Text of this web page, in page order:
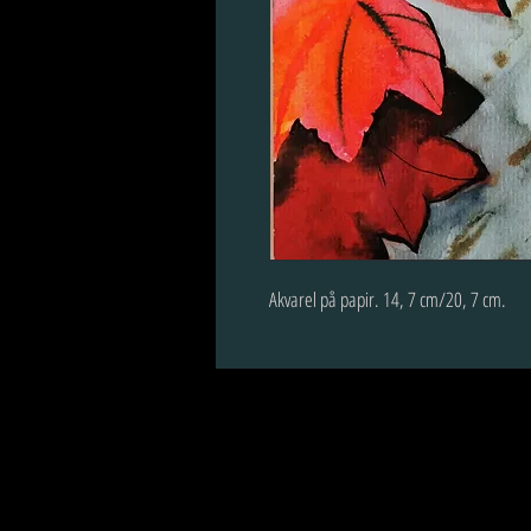
Akvarel på papir. 14, 7 cm/20, 7 cm.